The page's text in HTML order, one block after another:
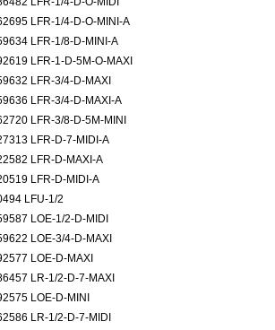
LFR-1/4-D-O-MINI-A
LFR-1/8-D-MINI-A
LFR-1-D-5M-O-MAXI
LFR-3/4-D-MAXI
LFR-3/4-D-MAXI-A
LFR-3/8-D-5M-MINI
LFR-D-7-MIDI-A
LFR-D-MAXI-A
LFR-D-MIDI-A
LFU-1/2
LOE-1/2-D-MIDI
LOE-3/4-D-MAXI
LOE-D-MAXI
LR-1/2-D-7-MAXI
LOE-D-MINI
LR-1/2-D-7-MIDI